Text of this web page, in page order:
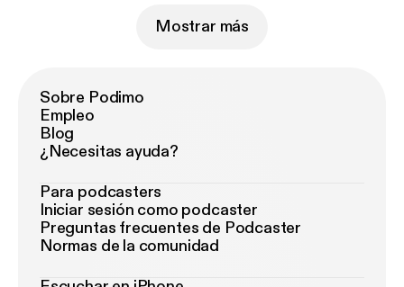
Mostrar más
Sobre Podimo
Empleo
Blog
¿Necesitas ayuda?
Para podcasters
Iniciar sesión como podcaster
Preguntas frecuentes de Podcaster
Normas de la comunidad